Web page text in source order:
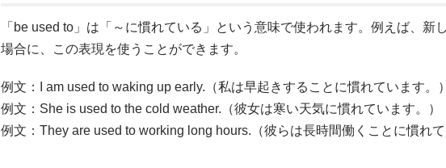
「be used to」は「～に慣れている」という意味で使われます。例えば、新
場合に、この表現を使うことができます。
例文：I am used to waking up early.（私は早起きすることに慣れています。）
例文：She is used to the cold weather.（彼女は寒い天気に慣れています。）
例文：They are used to working long hours.（彼らは長時間働くことに慣れて